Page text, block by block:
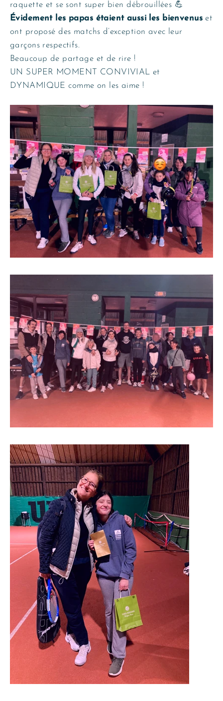
raquette et se sont super bien débrouillées 💪
Évidement les papas étaient aussi les bienvenuset
ont proposé des matchs d’exception avec leur
garçons respectifs.
Beaucoup de partage et de rire !
UN SUPER MOMENT CONVIVIAL et
DYNAMIQUE comme on les aime !